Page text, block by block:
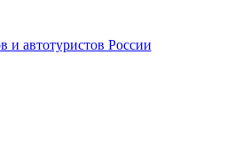
и автотуристов России